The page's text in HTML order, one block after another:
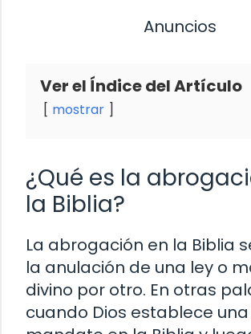
Anuncios
Ver el Índice del Artículo
mostrar
¿Qué es la
la Biblia?
La abrogación en la Biblia
la anulación de una ley o
divino por otro. En otras
cuando Dios establece una